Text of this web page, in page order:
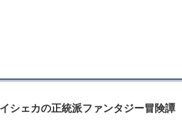
シェカの正統派ファンタジー冒険譚